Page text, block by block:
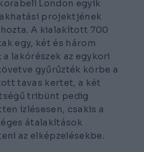
London egyik
projektjének
A kialakított 700
egy, két és három
a lakórészek az egykori
gyűrűzték körbe a
tavas kertet, a két
tribünt pedig
ízlésesen, csakis a
átalakítások
az elképzelésekbe.